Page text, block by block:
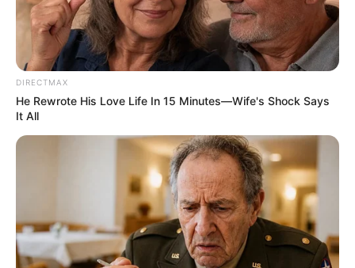
DIRECTMAX
He Rewrote His Love Life In 15 Minutes—Wife's Shock Says
It All